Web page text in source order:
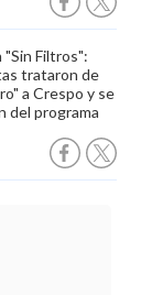
"Sin Filtros":
trataron de
a Crespo y se
del programa